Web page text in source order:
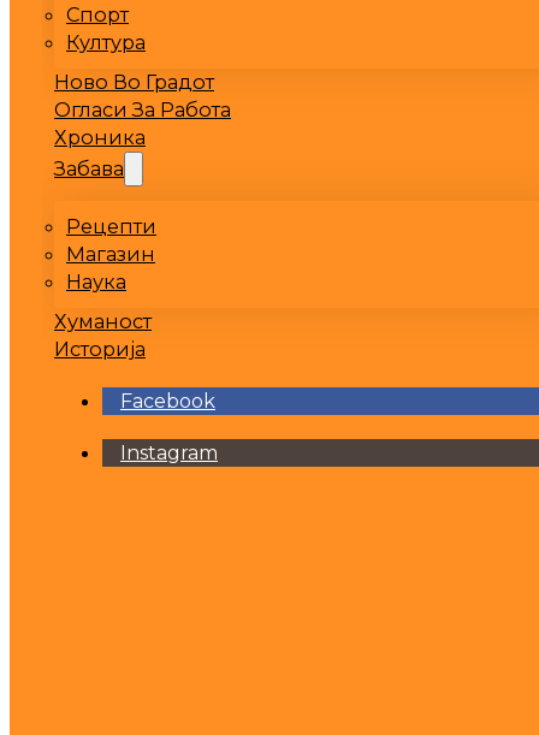
Спорт
Култура
Ново Во Градот
Огласи За Работа
Хроника
Забава
Рецепти
Магазин
Наука
Хуманост
Историја
Facebook
Instagram